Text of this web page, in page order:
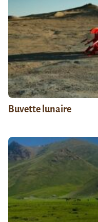
Buvette lunaire